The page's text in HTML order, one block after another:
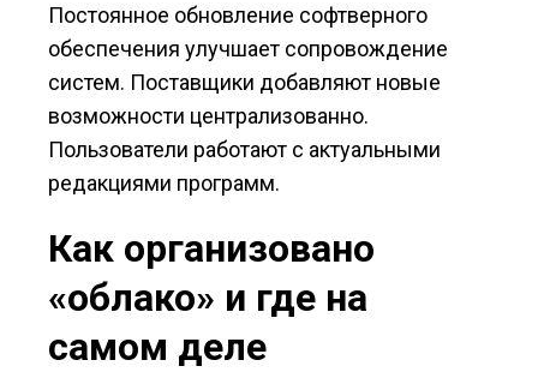
Постоянное обновление софтверного
обеспечения улучшает сопровождение
систем. Поставщики добавляют новые
возможности централизованно.
Пользователи работают с актуальными
редакциями программ.
Как организовано
«облако» и где на
самом деле